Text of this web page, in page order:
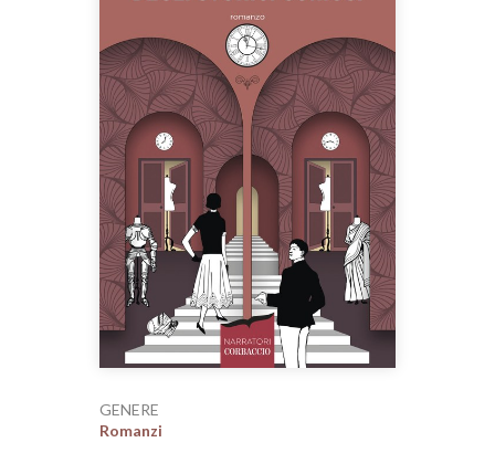
GENERE
Romanzi